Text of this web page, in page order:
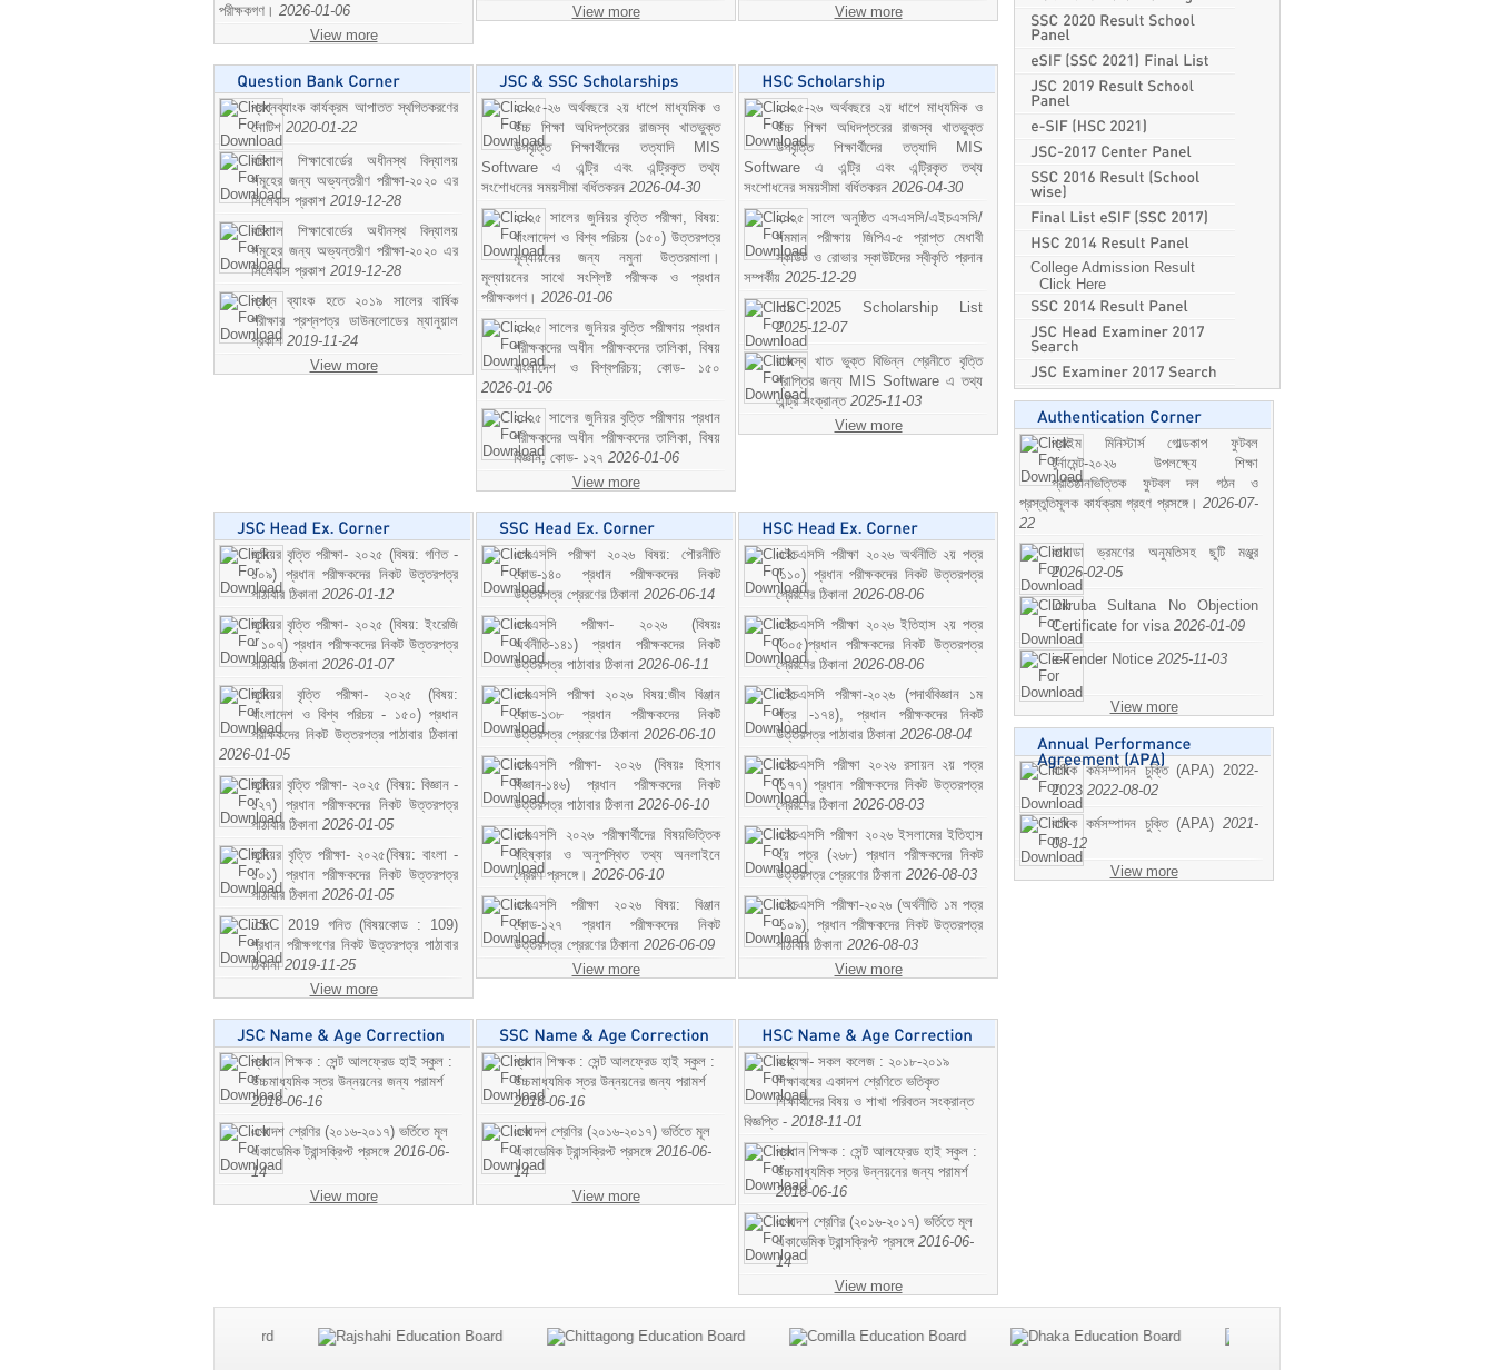
পরীক্ষকগণ। 2026-01-06
View more
View more
View more
প্রশ্নব্যাংক কার্যক্রম আপাতত স্থগিতকরণের
নোটিশ 2020-01-22
বরিশাল শিক্ষাবোর্ডের অধীনস্থ বিদ্যালয়
সমূহের জন্য অভ্যন্তরীণ পরীক্ষা-২০২০ এর
সিলেবাস প্রকাশ 2019-12-28
বরিশাল শিক্ষাবোর্ডের অধীনস্থ বিদ্যালয়
সমূহের জন্য অভ্যন্তরীণ পরীক্ষা-২০২০ এর
সিলেবাস প্রকাশ 2019-12-28
প্রশ্ন ব্যাংক হতে ২০১৯ সালের বার্ষিক
পরীক্ষার প্রশ্নপত্র ডাউনলোডের ম্যানুয়াল
প্রকাশ 2019-11-24
View more
২০২৫-২৬ অর্থবছরে ২য় ধাপে মাধ্যমিক ও
উচ্চ শিক্ষা অধিদপ্তরের রাজস্ব খাতভুক্ত
উপবৃত্তি শিক্ষার্থীদের তত্যাদি MIS
Software এ এন্ট্রি এবং এন্ট্রিকৃত তথ্য
সংশোধনের সময়সীমা বর্ধিতকরন 2026-04-30
২০২৫ সালের জুনিয়র বৃত্তি পরীক্ষা, বিষয়:
বাংলাদেশ ও বিশ্ব পরিচয় (১৫০) উত্তরপত্র
মূল্যায়নের জন্য নমুনা উত্তরমালা।
মূল্যায়নের সাথে সংশ্লিষ্ট পরীক্ষক ও প্রধান
পরীক্ষকগণ। 2026-01-06
২০২৫ সালের জুনিয়র বৃত্তি পরীক্ষায় প্রধান
পরীক্ষকদের অধীন পরীক্ষকদের তালিকা, বিষয়
বাংলাদেশ ও বিশ্বপরিচয়; কোড- ১৫০
2026-01-06
২০২৫ সালের জুনিয়র বৃত্তি পরীক্ষায় প্রধান
পরীক্ষকদের অধীন পরীক্ষকদের তালিকা, বিষয়
বিজ্ঞান; কোড- ১২৭ 2026-01-06
View more
২০২৫-২৬ অর্থবছরে ২য় ধাপে মাধ্যমিক ও
উচ্চ শিক্ষা অধিদপ্তরের রাজস্ব খাতভুক্ত
উপবৃত্তি শিক্ষার্থীদের তত্যাদি MIS
Software এ এন্ট্রি এবং এন্ট্রিকৃত তথ্য
সংশোধনের সময়সীমা বর্ধিতকরন 2026-04-30
২০২৫ সালে অনুষ্ঠিত এসএসসি/এইচএসসি/
সমমান পরীক্ষায় জিপিএ-৫ প্রাপ্ত মেধাবী
স্কাউট ও রোভার স্কাউটদের স্বীকৃতি প্রদান
সম্পর্কীয় 2025-12-29
HSC-2025 Scholarship List
2025-12-07
রাজস্ব খাত ভুক্ত বিভিন্ন শ্রেনীতে বৃত্তি
প্রাপ্তির জন্য MIS Software এ তথ্য
এন্ট্রি সংক্রান্ত 2025-11-03
View more
জুনিয়র বৃত্তি পরীক্ষা- ২০২৫ (বিষয়: গণিত -
১০৯) প্রধান পরীক্ষকদের নিকট উত্তরপত্র
পাঠাবার ঠিকানা 2026-01-12
জুনিয়র বৃত্তি পরীক্ষা- ২০২৫ (বিষয়: ইংরেজি
- ১০৭) প্রধান পরীক্ষকদের নিকট উত্তরপত্র
পাঠাবার ঠিকানা 2026-01-07
জুনিয়র বৃত্তি পরীক্ষা- ২০২৫ (বিষয়:
বাংলাদেশ ও বিশ্ব পরিচয় - ১৫০) প্রধান
পরীক্ষকদের নিকট উত্তরপত্র পাঠাবার ঠিকানা
2026-01-05
জুনিয়র বৃত্তি পরীক্ষা- ২০২৫ (বিষয়: বিজ্ঞান -
১২৭) প্রধান পরীক্ষকদের নিকট উত্তরপত্র
পাঠাবার ঠিকানা 2026-01-05
জুনিয়র বৃত্তি পরীক্ষা- ২০২৫(বিষয়: বাংলা -
১০১) প্রধান পরীক্ষকদের নিকট উত্তরপত্র
পাঠাবার ঠিকানা 2026-01-05
JSC 2019 গনিত (বিষয়কোড : 109)
প্রধান পরীক্ষগণের নিকট উত্তরপত্র পাঠাবার
ঠিকানা2019-11-25
View more
এসএসসি পরীক্ষা ২০২৬ বিষয়: পৌরনীতি
কোড-১৪০ প্রধান পরীক্ষকদের নিকট
উত্তরপত্র প্রেরণের ঠিকানা 2026-06-14
এসএসসি পরীক্ষা- ২০২৬ (বিষয়ঃ
অর্থনীতি-১৪১) প্রধান পরীক্ষকদের নিকট
উত্তরপত্র পাঠাবার ঠিকানা 2026-06-11
এসএসসি পরীক্ষা ২০২৬ বিষয়:জীব বিঞ্জান
কোড-১৩৮ প্রধান পরীক্ষকদের নিকট
উত্তরপত্র প্রেরণের ঠিকানা 2026-06-10
এসএসসি পরীক্ষা- ২০২৬ (বিষয়ঃ হিসাব
বিজ্ঞান-১৪৬) প্রধান পরীক্ষকদের নিকট
উত্তরপত্র পাঠাবার ঠিকানা 2026-06-10
এসএসসি ২০২৬ পরীক্ষার্থীদের বিষয়ভিত্তিক
বহিষ্কার ও অনুপস্থিত তথ্য অনলাইনে
প্রেরণ প্রসঙ্গে। 2026-06-10
এসএসসি পরীক্ষা ২০২৬ বিষয়: বিঞ্জান
কোড-১২৭ প্রধান পরীক্ষকদের নিকট
উত্তরপত্র প্রেরণের ঠিকানা 2026-06-09
View more
এইচএসসি পরীক্ষা ২০২৬ অর্থনীতি ২য় পত্র
(১১০) প্রধান পরীক্ষকদের নিকট উত্তরপত্র
প্রেরণের ঠিকানা 2026-08-06
এইচএসসি পরীক্ষা ২০২৬ ইতিহাস ২য় পত্র
(৩০৫)প্রধান পরীক্ষকদের নিকট উত্তরপত্র
প্রেরণের ঠিকানা 2026-08-06
এইচএসসি পরীক্ষা-২০২৬ (পদার্থবিজ্ঞান ১ম
পত্র -১৭৪), প্রধান পরীক্ষকদের নিকট
উত্তরপত্র পাঠাবার ঠিকানা 2026-08-04
এইচএসসি পরীক্ষা ২০২৬ রসায়ন ২য় পত্র
(১৭৭) প্রধান পরীক্ষকদের নিকট উত্তরপত্র
প্রেরণের ঠিকানা 2026-08-03
এইচএসসি পরীক্ষা ২০২৬ ইসলামের ইতিহাস
২য় পত্র (২৬৮) প্রধান পরীক্ষকদের নিকট
উত্তরপত্র প্রেরণের ঠিকানা 2026-08-03
এইচএসসি পরীক্ষা-২০২৬ (অর্থনীতি ১ম পত্র
-১০৯), প্রধান পরীক্ষকদের নিকট উত্তরপত্র
পাঠাবার ঠিকানা 2026-08-03
View more
প্রধান শিক্ষক : সেন্ট আলফ্রেড হাই স্কুল :
উচ্চমাধ্যমিক স্তর উন্নয়নের জন্য পরামর্শ
2016-06-16
একাদশ শ্রেণির (২০১৬-২০১৭) ভর্তিতে মূল
একাডেমিক ট্রান্সক্রিপ্ট প্রসঙ্গে 2016-06-
14
View more
প্রধান শিক্ষক : সেন্ট আলফ্রেড হাই স্কুল :
উচ্চমাধ্যমিক স্তর উন্নয়নের জন্য পরামর্শ
2016-06-16
একাদশ শ্রেণির (২০১৬-২০১৭) ভর্তিতে মূল
একাডেমিক ট্রান্সক্রিপ্ট প্রসঙ্গে 2016-06-
14
View more
অধ্যক্ষ- সকল কলেজ : ২০১৮-২০১৯
শিক্ষাবষের একাদশ শ্রেণিতে ভতিকৃত
শিক্ষাথীদের বিষয় ও শাখা পরিবতন সংক্রান্ত
বিজ্ঞপ্তি - 2018-11-01
প্রধান শিক্ষক : সেন্ট আলফ্রেড হাই স্কুল :
উচ্চমাধ্যমিক স্তর উন্নয়নের জন্য পরামর্শ
2016-06-16
একাদশ শ্রেণির (২০১৬-২০১৭) ভর্তিতে মূল
একাডেমিক ট্রান্সক্রিপ্ট প্রসঙ্গে 2016-06-
14
View more
College Admission Result
Click Here
প্রাইম মিনিস্টার্স গোল্ডকাপ ফুটবল
টুর্নামেন্ট-২০২৬ উপলক্ষ্যে শিক্ষা
প্রতিষ্ঠানভিত্তিক ফুটবল দল গঠন ও
প্রস্তুতিমূলক কার্যক্রম গ্রহণ প্রসঙ্গে। 2026-07-
22
কানাডা ভ্রমণের অনুমতিসহ ছুটি মঞ্জুর
2026-02-05
Dilruba Sultana No Objection
Certificate for visa 2026-01-09
e-Tender Notice 2025-11-03
View more
বাষিক কর্মসম্পাদন চুক্তি (APA) 2022-
2023 2022-08-02
বাষিক কর্মসম্পাদন চুক্তি (APA) 2021-
08-12
View more